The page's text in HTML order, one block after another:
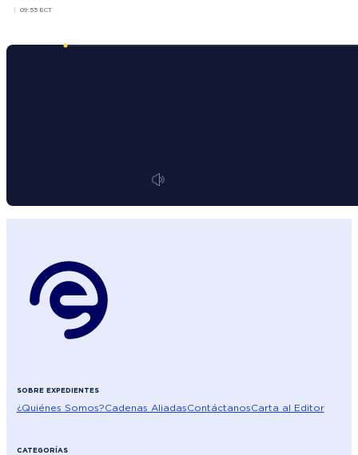
09:55 ECT
SOBRE EXPEDIENTES
¿Quiénes Somos?Cadenas AliadasContáctanosCarta al Editor
CATEGORÍAS